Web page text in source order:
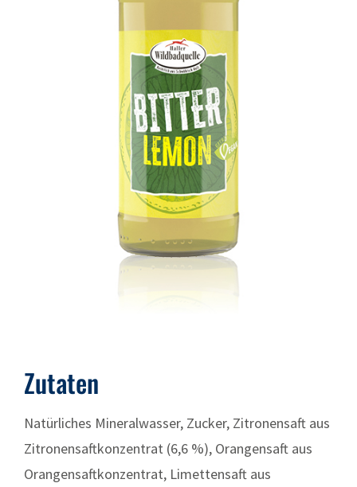
Zutaten
Natürliches Mineralwasser, Zucker, Zitronensaft aus
Zitronensaftkonzentrat (6,6 %), Orangensaft aus
Orangensaftkonzentrat, Limettensaft aus